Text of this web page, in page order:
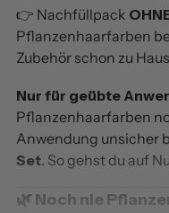
👉 Nachfüllpack
Pflanzenhaarfarben
Zubehör schon zu
Nur für geübte
Pflanzenhaarfarben
Anwendung unsicher
Set. So gehst du auf
🌿 Noch nie